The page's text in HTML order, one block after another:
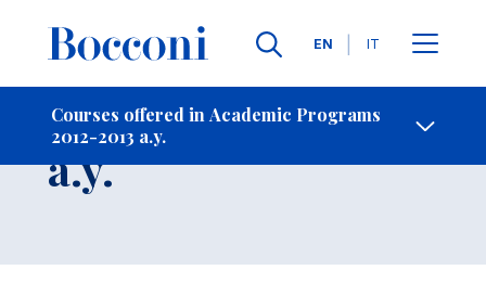
Languages
EN IT
Courses offered in Academic Programs
2012-2013 a.y.
- Contact Us
Course 2012-2013
a.y.